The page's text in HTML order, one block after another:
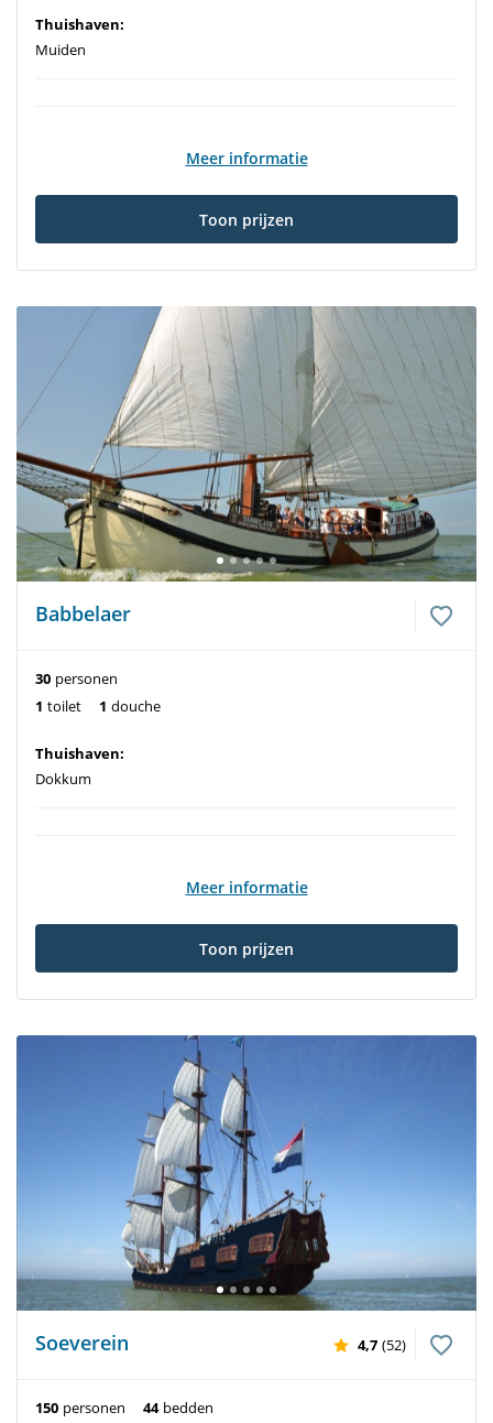
Thuishaven:
Muiden
Meer informatie
Toon prijzen
Babbelaer
30 personen
1 toilet 1 douche
Thuishaven:
Dokkum
Meer informatie
Toon prijzen
Soeverein 4,7 (52)
150 personen 44 bedden